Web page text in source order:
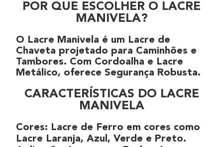
POR QUE ESCOLHER O LACRE
MANIVELA?
O Lacre Manivela é um Lacre de
Chaveta projetado para Caminhões e
Tambores. Com Cordoalha e Lacre
Metálico, oferece Segurança Robusta.
CARACTERÍSTICAS DO LACRE
MANIVELA
Cores: Lacre de Ferro em cores como
Lacre Laranja, Azul, Verde e Preto.